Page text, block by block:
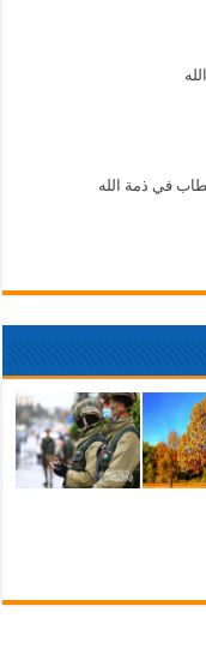
في ذمة الله